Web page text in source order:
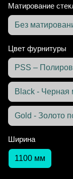
Матирование
Без
Цвет фурнитуры
PSS –
Black - Черная
Gold - Золото
Ширина
1100 мм